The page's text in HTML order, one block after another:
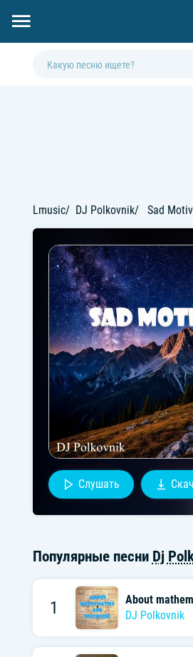
Lmusic DJ Polkovnik Sad
Слушать
Популярные песни Dj
1
About
DJ Polkovnik